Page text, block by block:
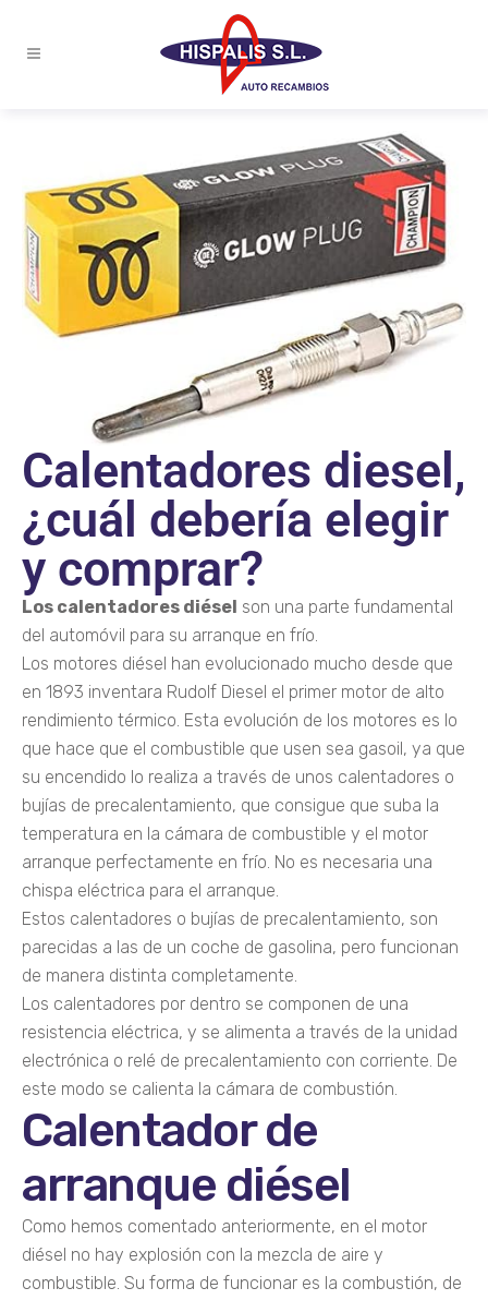
Calentadores diesel,
¿cuál debería elegir
y comprar?
Los calentadores diésel son una parte fundamental
del automóvil para su arranque en frío.
Los motores diésel han evolucionado mucho desde que
en 1893 inventara Rudolf Diesel el primer motor de alto
rendimiento térmico. Esta evolución de los motores es lo
que hace que el combustible que usen sea gasoil, ya que
su encendido lo realiza a través de unos calentadores o
bujías de precalentamiento, que consigue que suba la
temperatura en la cámara de combustible y el motor
arranque perfectamente en frío. No es necesaria una
chispa eléctrica para el arranque.
Estos calentadores o bujías de precalentamiento, son
parecidas a las de un coche de gasolina, pero funcionan
de manera distinta completamente.
Los calentadores por dentro se componen de una
resistencia eléctrica, y se alimenta a través de la unidad
electrónica o relé de precalentamiento con corriente. De
este modo se calienta la cámara de combustión.
Calentador de
arranque diésel
Como hemos comentado anteriormente, en el motor
diésel no hay explosión con la mezcla de aire y
combustible. Su forma de funcionar es la combustión, de